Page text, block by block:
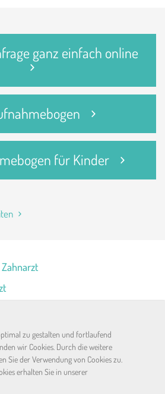
ganz einfach online
für Kinder
zu gestalten und fortlaufend
wir Cookies. Durch die weitere
Sie der Verwendung von Cookies zu.
erhalten Sie in unserer